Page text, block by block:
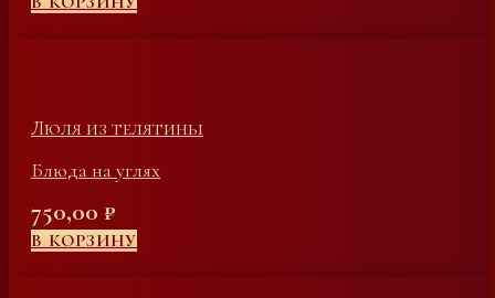
Люля из телятины
Блюда на углях
750,00 ₽
В КОРЗИНУ